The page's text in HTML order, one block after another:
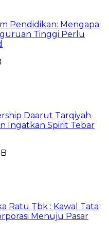
Pendidikan: Mengapa
Tinggi Perlu
Daarut Tarqiyah
Ingatkan Spirit Tebar
Ratu Tbk : Kawal Tata
Menuju Pasar